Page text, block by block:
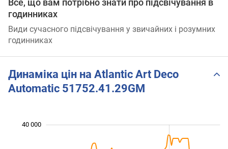
Все, що вам потрібно знати про підсвічування в
годинниках
Види сучасного підсвічування у звичайних і розумних
годинниках
Динаміка цін на Atlantic Art Deco
Automatic 51752.41.29GM
40 000